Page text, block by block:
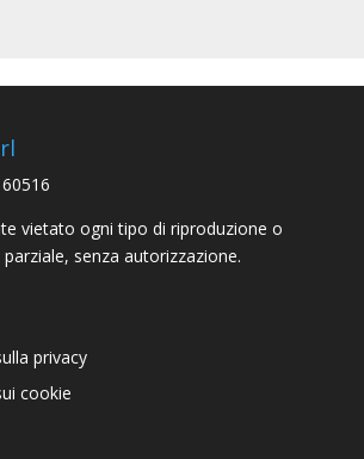
vietato ogni tipo di riproduzione o
senza autorizzazione.
privacy
cookie